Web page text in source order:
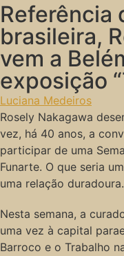
Referência
brasileira,
vem a
exposição
Luciana Medeiros
Rosely Nakagawa
vez, há 40 anos, a
participar de uma
Funarte. O que seria
uma relação duradoura.
Nesta semana, a
uma vez à capital
Barroco e o Trabalho